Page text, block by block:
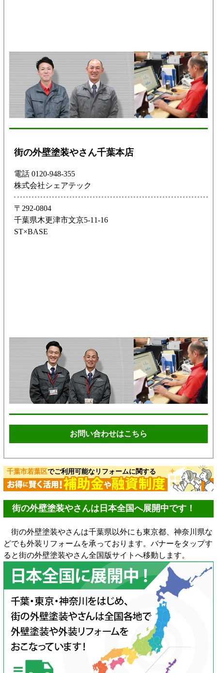
街の外壁塗装やさん千葉本店
電話 0120-948-355
株式会社シェアテック
〒292-0804
千葉県木更津市文京5-11-16
ST×BASE
お問い合わせはこちら
千葉市若葉区でご利用可能なリフォームに関する
街の外壁塗装やさんは日本全国へ展開中です！
街の外壁塗装やさんは千葉県以外にも東京都、神奈川県な
どでも外装リフォームを承っております。バナーをタップす
ると街の外壁塗装やさん全国版サイトへ移動します。